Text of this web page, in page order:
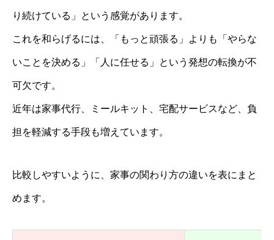
り続けている」という感覚があります。
これを和らげるには、「もっと頑張る」よりも「やらな
いことを決める」「人に任せる」という発想の転換が不
可欠です。
近年は家事代行、ミールキット、宅配サービスなど、負
担を軽減する手段も増えています。
比較しやすいように、家事の関わり方の違いを表にまと
めます。